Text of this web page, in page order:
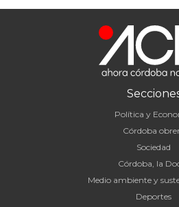
Política y
Córdoba
Sociedad
Córdoba, la
Medio ambiente y
Deportes